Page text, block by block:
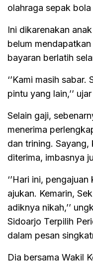
olahraga sepak
Ini dikarenakan
belum
bayaran berlatih
‘’Kami masih
pintu yang lain,’’
Selain gaji,
menerima
dan trining. Sayang,
diterima, imbasnya
‘’Hari ini,
ajukan. Kemarin,
adiknya nikah,’’
Sidoarjo Terpilih
dalam pesan
Dia bersama Wakil